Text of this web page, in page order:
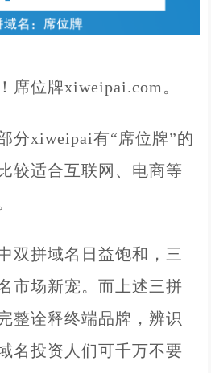
席位牌xiweipai.com 。
分xiweipai有“席位牌”的
较适合互联网、电商等
双拼域名日益饱和，三
市场新宠。而上述三拼
整诠释终端品牌，辨识
名投资人们可千万不要